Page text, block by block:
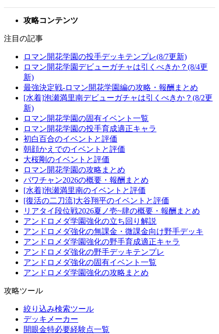
攻略コンテンツ
注目の記事
ロマン開花学園の投手デッキテンプレ(8/7更新)
ロマン開花学園デビューガチャは引くべきか？(8/4更
新)
最強決定戦-ロマン開花学園編の攻略・報酬まとめ
[水着]泡瀬満里南デビューガチャは引くべきか？(8/2更
新)
ロマン開花学園の固有イベント一覧
ロマン開花学園の投手育成適正キャラ
初白百合のイベントと評価
朝顔かえでのイベントと評価
大桜剛のイベントと評価
ロマン開花学園の攻略まとめ
パワチャン2026の概要・報酬まとめ
[水着]泡瀬満里南のイベントと評価
[復活の二刀流]大谷翔平のイベントと評価
リアタイ段位戦2026夏ノ壱~肆の概要・報酬まとめ
アンドロメダ学園強化の立ち回り解説
アンドロメダ強化の無課金・微課金向け野手デッキ
アンドロメダ学園強化の野手育成適正キャラ
アンドロメダ強化の野手デッキテンプレ
アンドロメダ強化の固有イベント一覧
アンドロメダ学園強化の攻略まとめ
攻略ツール
絞り込み検索ツール
デッキメーカー
開眼金特必要経験点一覧